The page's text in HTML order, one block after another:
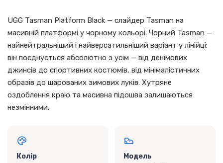
UGG Tasman Platform Black — слайдер Tasman на
масивній платформі у чорному кольорі. Чорний Tasman —
найнейтральніший і найверсатильніший варіант у лінійці:
він поєднується абсолютно з усім — від денімових
джинсів до спортивних костюмів, від мінімалістичних
образів до шарованих зимових луків. Хутряне
оздоблення краю та масивна підошва залишаються
незмінними.
Колір Модель